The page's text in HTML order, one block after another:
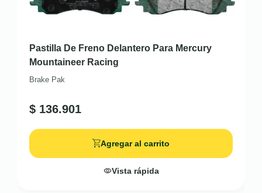
Pastilla De Freno Delantero Para Mercury
Mountaineer Racing
Brake Pak
$ 136.901
Agregar al carrito
Vista rápida